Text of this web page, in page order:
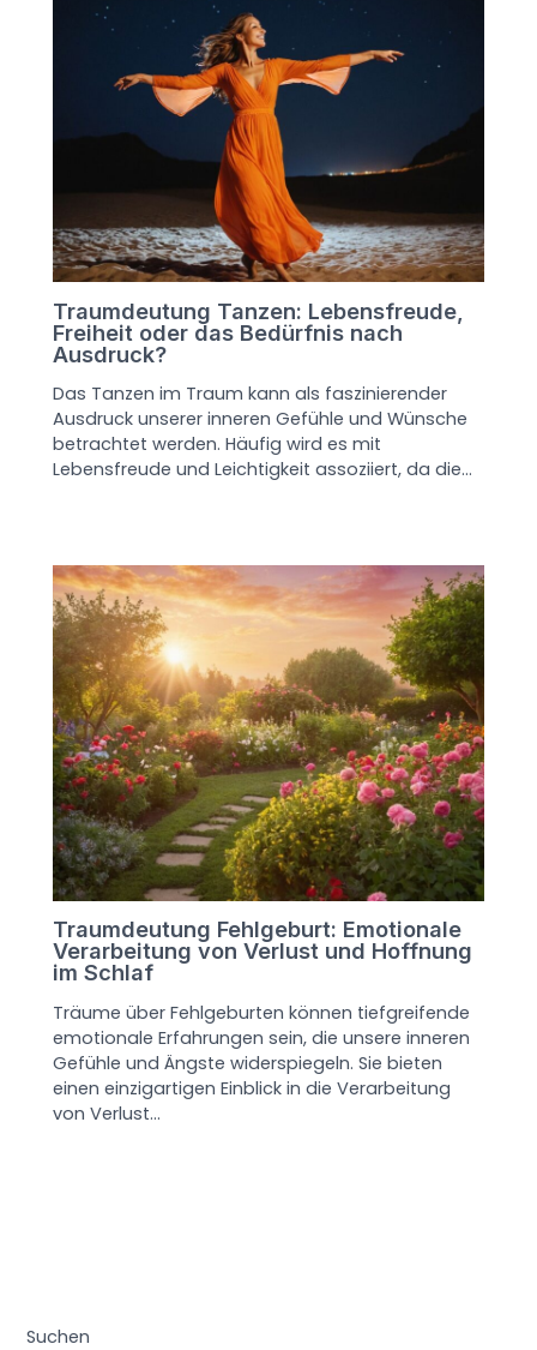
Traumdeutung Tanzen: Lebensfreude,
Freiheit oder das Bedürfnis nach
Ausdruck?
Das Tanzen im Traum kann als faszinierender
Ausdruck unserer inneren Gefühle und Wünsche
betrachtet werden. Häufig wird es mit
Lebensfreude und Leichtigkeit assoziiert, da die…
Traumdeutung Fehlgeburt: Emotionale
Verarbeitung von Verlust und Hoffnung
im Schlaf
Träume über Fehlgeburten können tiefgreifende
emotionale Erfahrungen sein, die unsere inneren
Gefühle und Ängste widerspiegeln. Sie bieten
einen einzigartigen Einblick in die Verarbeitung
von Verlust…
Suchen